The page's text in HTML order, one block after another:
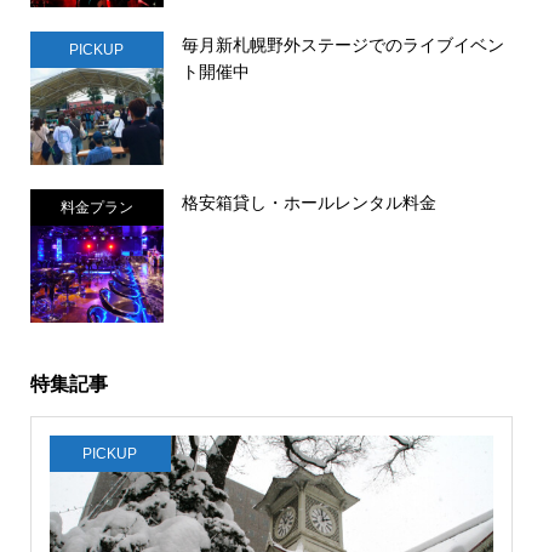
PICKUP
毎月新札幌野外ステージでのライブイベン
ト開催中
料金プラン 格安箱貸し・ホールレンタル料金
特集記事
PICKUP